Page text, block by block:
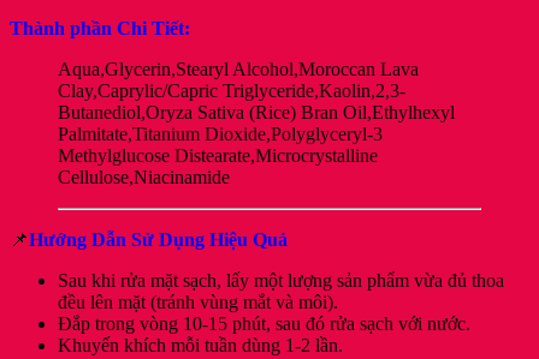
Thành phần Chi Tiết:
Aqua,Glycerin,Stearyl Alcohol,Moroccan Lava
Clay,Caprylic/Capric Triglyceride,Kaolin,2,3-
Butanediol,Oryza Sativa (Rice) Bran Oil,Ethylhexyl
Palmitate,Titanium Dioxide,Polyglyceryl-3
Methylglucose Distearate,Microcrystalline
Cellulose,Niacinamide
📌Hướng Dẫn Sử Dụng Hiệu Quả
Sau khi rửa mặt sạch, lấy một lượng sản phẩm vừa đủ thoa
đều lên mặt (tránh vùng mắt và môi).
Đắp trong vòng 10-15 phút, sau đó rửa sạch với nước.
Khuyến khích mỗi tuần dùng 1-2 lần.